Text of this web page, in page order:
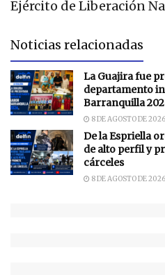
Ejército de Liberación
Noticias relacionadas
La Guajira fue
departamento
Barranquilla
8 DE AGOSTO DE 2026
De la Espriella
de alto perfil y
cárceles
8 DE AGOSTO DE 2026